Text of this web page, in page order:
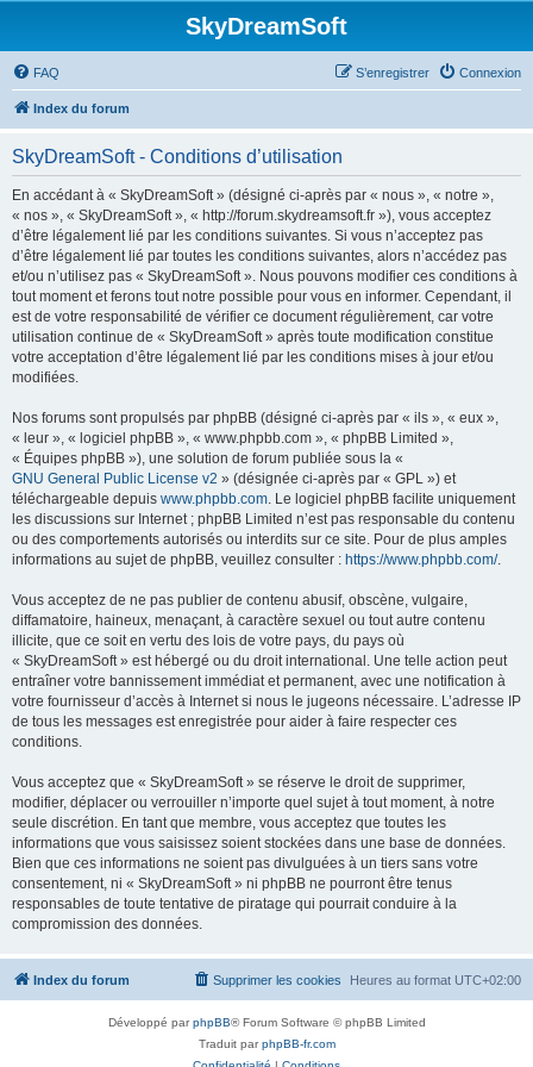
SkyDreamSoft
FAQ Connexion
S’enregistrer
Index du forum
SkyDreamSoft - Conditions d’utilisation
En accédant à « SkyDreamSoft » (désigné ci-après par « nous », « notre »,
« nos », « SkyDreamSoft », « http://forum.skydreamsoft.fr »), vous acceptez
d’être légalement lié par les conditions suivantes. Si vous n’acceptez pas
d’être légalement lié par toutes les conditions suivantes, alors n’accédez pas
et/ou n’utilisez pas « SkyDreamSoft ». Nous pouvons modifier ces conditions à
tout moment et ferons tout notre possible pour vous en informer. Cependant, il
est de votre responsabilité de vérifier ce document régulièrement, car votre
utilisation continue de « SkyDreamSoft » après toute modification constitue
votre acceptation d’être légalement lié par les conditions mises à jour et/ou
modifiées.
Nos forums sont propulsés par phpBB (désigné ci-après par « ils », « eux »,
« leur », « logiciel phpBB », « www.phpbb.com », « phpBB Limited »,
« Équipes phpBB »), une solution de forum publiée sous la «
GNU General Public License v2 » (désignée ci-après par « GPL ») et
téléchargeable depuis www.phpbb.com. Le logiciel phpBB facilite uniquement
les discussions sur Internet ; phpBB Limited n’est pas responsable du contenu
ou des comportements autorisés ou interdits sur ce site. Pour de plus amples
informations au sujet de phpBB, veuillez consulter : https://www.phpbb.com/.
Vous acceptez de ne pas publier de contenu abusif, obscène, vulgaire,
diffamatoire, haineux, menaçant, à caractère sexuel ou tout autre contenu
illicite, que ce soit en vertu des lois de votre pays, du pays où
« SkyDreamSoft » est hébergé ou du droit international. Une telle action peut
entraîner votre bannissement immédiat et permanent, avec une notification à
votre fournisseur d’accès à Internet si nous le jugeons nécessaire. L’adresse IP
de tous les messages est enregistrée pour aider à faire respecter ces
conditions.
Vous acceptez que « SkyDreamSoft » se réserve le droit de supprimer,
modifier, déplacer ou verrouiller n’importe quel sujet à tout moment, à notre
seule discrétion. En tant que membre, vous acceptez que toutes les
informations que vous saisissez soient stockées dans une base de données.
Bien que ces informations ne soient pas divulguées à un tiers sans votre
consentement, ni « SkyDreamSoft » ni phpBB ne pourront être tenus
responsables de toute tentative de piratage qui pourrait conduire à la
compromission des données.
Index du forum Heures au format UTC+02:00
Supprimer les cookies
Développé parphpBB® Forum Software © phpBB Limited
Traduit parphpBB-fr.com